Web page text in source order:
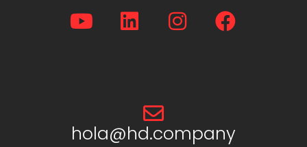
hola@hd.company